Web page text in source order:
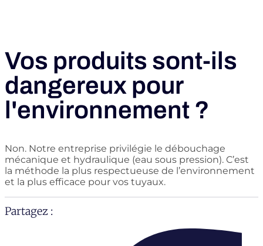
Vos produits sont-ils
dangereux pour
l'environnement ?
Non. Notre entreprise privilégie le débouchage
mécanique et hydraulique (eau sous pression). C’est
la méthode la plus respectueuse de l’environnement
et la plus efficace pour vos tuyaux.
Partagez :